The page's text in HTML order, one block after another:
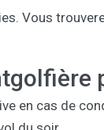
Vous
en cas de